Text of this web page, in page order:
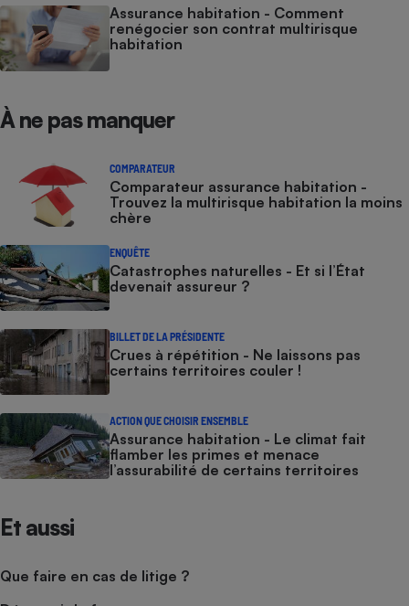
Assurance habitation - Comment
renégocier son contrat multirisque
habitation
À ne pas manquer
COMPARATEUR
Comparateur assurance habitation -
Trouvez la multirisque habitation la moins
chère
ENQUÊTE
Catastrophes naturelles - Et si l’État
devenait assureur ?
BILLET DE LA PRÉSIDENTE
Crues à répétition - Ne laissons pas
certains territoires couler !
ACTION QUE CHOISIR ENSEMBLE
Assurance habitation - Le climat fait
flamber les primes et menace
l’assurabilité de certains territoires
Et aussi
Que faire en cas de litige ?